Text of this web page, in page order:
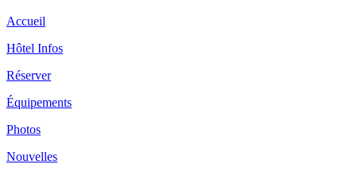
Accueil
Hôtel Infos
Réserver
Équipements
Photos
Nouvelles